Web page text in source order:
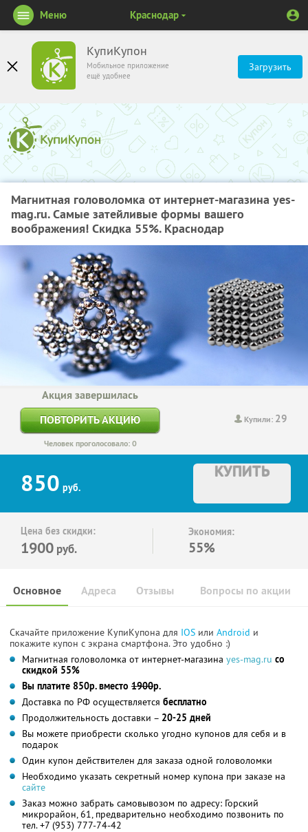
КупиКупон
Мобильное приложение
ещё удобнее
Загрузить
Меню Краснодар
Магнитная головоломка от интернет-магазина yes-
mag.ru. Самые затейливые формы вашего
воображения! Скидка 55%. Краснодар
Купили: 29
Акция завершилась
ПОВТОРИТЬ АКЦИЮ
Человек проголосовало: 0
850 руб.
КУПИТЬ
Цена без скидки:
1900 руб.
Экономия:
55%
Основное Отзывы Вопросы по акции
Адреса
Скачайте приложение КупиКупона для IOS или Android и
покажите купон с экрана смартфона. Это удобно :)
Магнитная головоломка от интернет-магазина yes-mag.ru со
скидкой 55%
Вы платите 850р. вместо 1900р.
Доставка по РФ осуществляется бесплатно
Продолжительность доставки – 20-25 дней
Вы можете приобрести сколько угодно купонов для себя и в
подарок
Один купон действителен для заказа одной головоломки
Необходимо указать секретный номер купона при заказе на
сайте
Заказ можно забрать самовывозом по адресу: Горский
микрорайон, 61, предварительно необходимо позвонить по
тел. +7 (953) 777-74-42